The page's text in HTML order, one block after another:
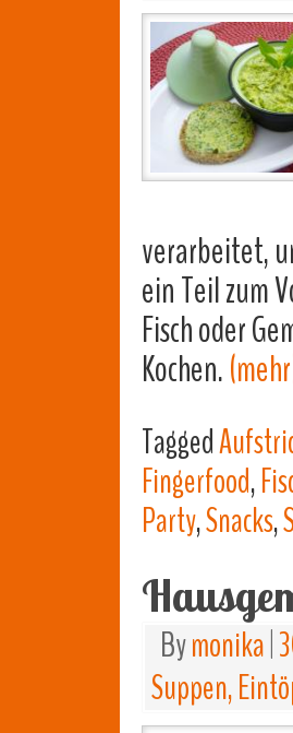
verarbeitet,
ein Teil zum
Fisch oder
Kochen.
Tagged
Fingerfood,
Party,Snacks,
Bymonika
Suppen,